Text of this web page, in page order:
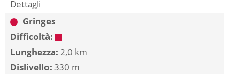
Dettagli
Gringes
Difficoltà:
Lunghezza: 2,0 km
Dislivello: 330 m